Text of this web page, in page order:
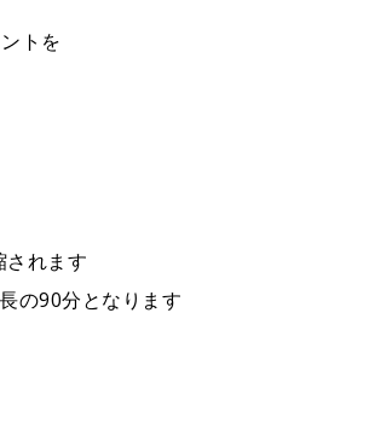
トを
されます
の90分となります